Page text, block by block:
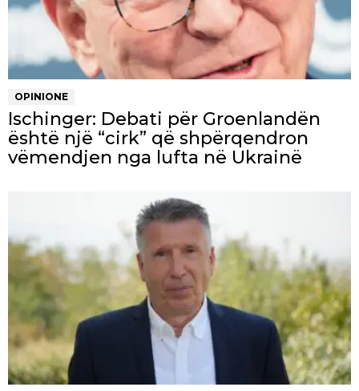
OPINIONE
Ischinger: Debati për Groenlandën
është një “cirk” që shpërqendron
vëmendjen nga lufta në Ukrainë